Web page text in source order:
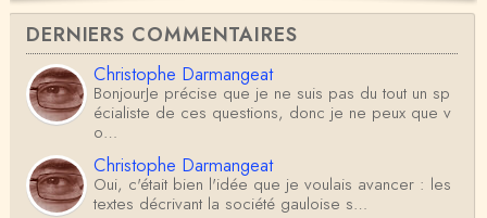
DERNIERS COMMENTAIRES
Christophe Darmangeat
BonjourJe précise que je ne suis pas du tout un sp
écialiste de ces questions, donc je ne peux que v
o…
Christophe Darmangeat
Oui, c'était bien l'idée que je voulais avancer : les
textes décrivant la société gauloise s…